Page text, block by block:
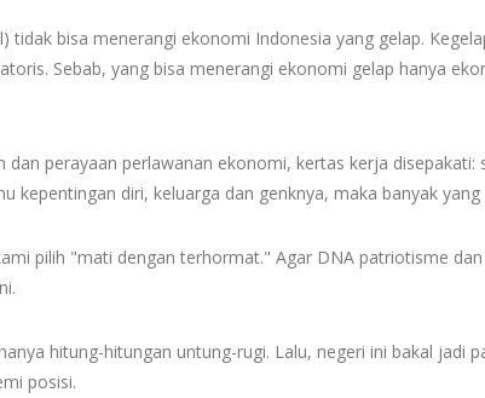
tidak bisa menerangi ekonomi Indonesia yang gelap.
Sebab, yang bisa menerangi ekonomi gelap hanya
dan perayaan perlawanan ekonomi, kertas kerja disepakati:
kepentingan diri, keluarga dan genknya, maka banyak
pilih "mati dengan terhormat." Agar DNA patriotisme
hitung-hitungan untung-rugi. Lalu, negeri ini bakal jadi
posisi.